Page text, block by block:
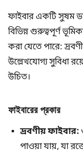
ফাইবার একটি সুষম
বিভিন্ন গুরুত্বপূর্ণ
করা যেতে পারে:
উল্লেখযোগ্য সুবিধা
উচিত।
ফাইবারের প্রকার
দ্রবণীয় ফাইবার:
পাওয়া যায়, যা